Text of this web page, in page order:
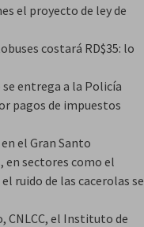
el proyecto de ley de
costará RD$35: lo
entrega a la Policía
pagos de impuestos
el Gran Santo
en sectores como el
ruido de las cacerolas se
CNLCC, el Instituto de